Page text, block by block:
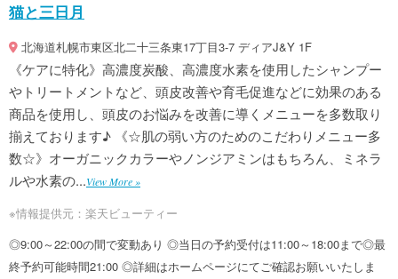
猫と三日月
北海道札幌市東区北二十三条東17丁目3-7 ディアJ&Y 1F
《ケアに特化》高濃度炭酸、高濃度水素を使用したシャンプー
やトリートメントなど、頭皮改善や育毛促進などに効果のある
商品を使用し、頭皮のお悩みを改善に導くメニューを多数取り
揃えております♪ 《☆肌の弱い方のためのこだわりメニュー多
数☆》オーガニックカラーやノンジアミンはもちろん、ミネラ
ルや水素の...View More »
※情報提供元：楽天ビューティー
◎9:00～22:00の間で変動あり ◎当日の予約受付は11:00～18:00まで◎最
終予約可能時間21:00 ◎詳細はホームページにてご確認お願いいたしま